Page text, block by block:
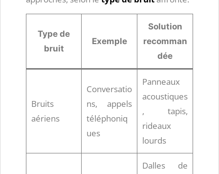
Type de
bruit
Exemple
Solution
recomman
dée
Bruits
aériens
Conversatio
ns, appels
téléphoniq
ues
Panneaux
acoustiques
, tapis,
rideaux
lourds
Dalles de